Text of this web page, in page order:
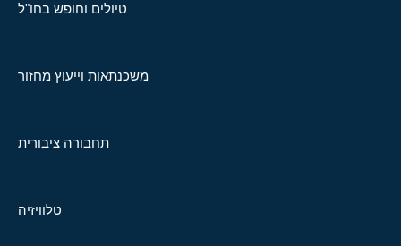
טיולים וחופש בחו"ל
משכנתאות וייעוץ מחזור
תחבורה ציבורית
טלוויזיה